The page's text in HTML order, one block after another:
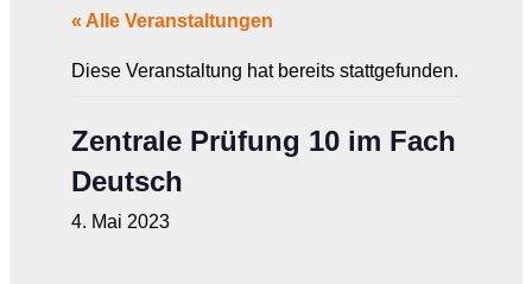
« Alle Veranstaltungen
Diese Veranstaltung hat bereits stattgefunden.
Zentrale Prüfung 10 im Fach
Deutsch
4. Mai 2023